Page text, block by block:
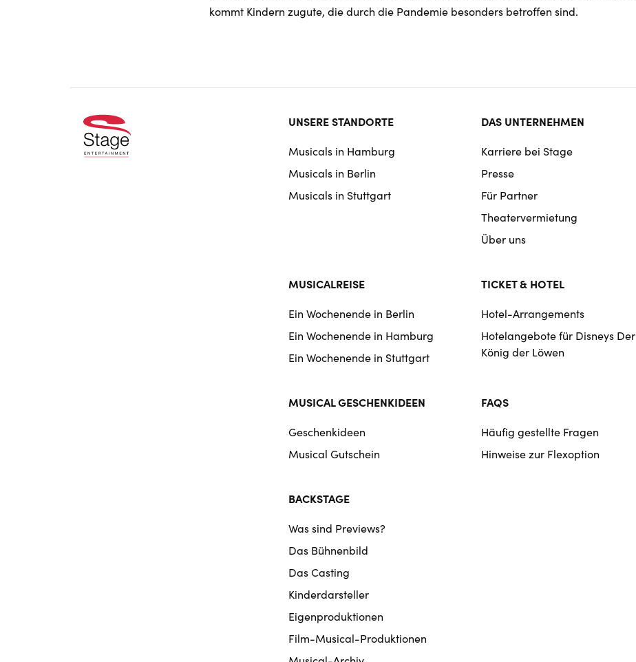
kommt Kindern zugute, die durch die Pandemie besonders betroffen sind.
Footer
navigation
UNSERE STANDORTE
Musicals in Hamburg
Musicals in Berlin
Musicals in Stuttgart
DAS UNTERNEHMEN
Karriere bei Stage
Presse
Für Partner
Theatervermietung
Über uns
MUSICALREISE
Ein Wochenende in Berlin
Ein Wochenende in Hamburg
Ein Wochenende in Stuttgart
TICKET & HOTEL
Hotel-Arrangements
Hotelangebote für Disneys Der
König der Löwen
MUSICAL GESCHENKIDEEN
Geschenkideen
Musical Gutschein
FAQS
Häufig gestellte Fragen
Hinweise zur Flexoption
BACKSTAGE
Was sind Previews?
Das Bühnenbild
Das Casting
Kinderdarsteller
Eigenproduktionen
Film-Musical-Produktionen